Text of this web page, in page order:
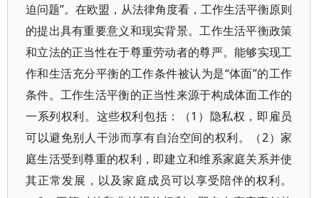
迫问题”。在欧盟，从法律角度看，工作生活平衡原则
的提出具有重要意义和现实背景。工作生活平衡政策
和立法的正当性在于尊重劳动者的尊严。能够实现工
作和生活充分平衡的工作条件被认为是“体面”的工作
条件。工作生活平衡的正当性来源于构成体面工作的
一系列权利。这些权利包括：（1）隐私权，即雇员
可以避免别人干涉而享有自治空间的权利。（2）家
庭生活受到尊重的权利，即建立和维系家庭关系并使
其正常发展，以及家庭成员可以享受陪伴的权利。